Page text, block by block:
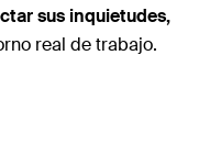
sus inquietudes,
real de trabajo.